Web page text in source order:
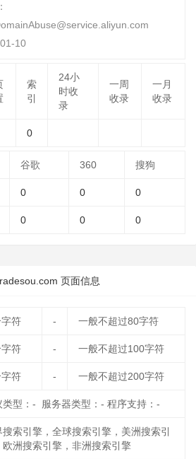
10
索
引
24小
时收
录
一周
收录
一月
收录
0
谷歌 360 搜狗
0 0 0
0 0 0
页面信息
符 - 一般不超过80字符
符 - 一般不超过100字符
符 - 一般不超过200字符
类型：- 服务器类型：- 程序支持：-
搜索引擎，全球搜索引擎，美洲搜索引
欧洲搜索引擎，非洲搜索引擎